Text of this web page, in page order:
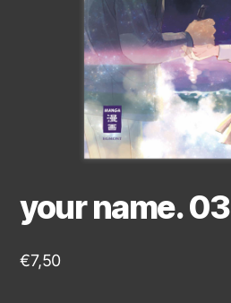
your name. 03
€7,50